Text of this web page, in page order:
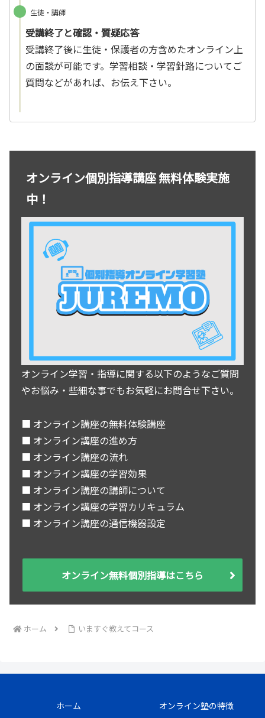
生徒・講師
受講終了と確認・質疑応答
受講終了後に生徒・保護者の方含めたオンライン上
の面談が可能です。学習相談・学習針路についてご
質問などがあれば、お伝え下さい。
オンライン個別指導講座 無料体験実施
中！
オンライン学習・指導に関する以下のようなご質問
やお悩み・些細な事でもお気軽にお問合せ下さい。
■ オンライン講座の無料体験講座
■ オンライン講座の進め方
■ オンライン講座の流れ
■ オンライン講座の学習効果
■ オンライン講座の講師について
■ オンライン講座の学習カリキュラム
■ オンライン講座の通信機器設定
オンライン無料個別指導はこちら
ホーム いますぐ教えてコース
ホーム
オンライン塾の特徴